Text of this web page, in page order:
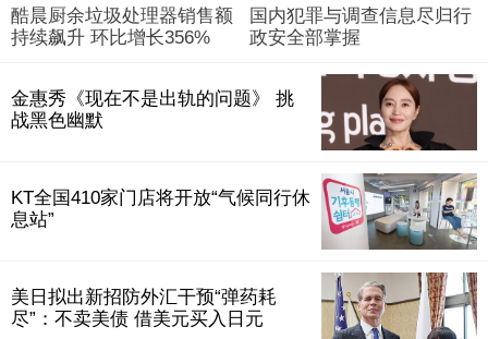
酷晨厨余垃圾处理器销售额
持续飙升 环比增长356%
国内犯罪与调查信息尽归行
政安全部掌握
金惠秀《现在不是出轨的问题》 挑
战黑色幽默
KT全国410家门店将开放“气候同行休
息站”
美日拟出新招防外汇干预“弹药耗
尽”：不卖美债 借美元买入日元